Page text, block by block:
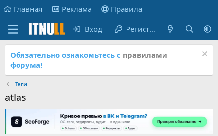
Главная Реклама Правила
Вход Регистрация
Обязательно ознакомьтесь с правилами
форума!
Теги
atlas